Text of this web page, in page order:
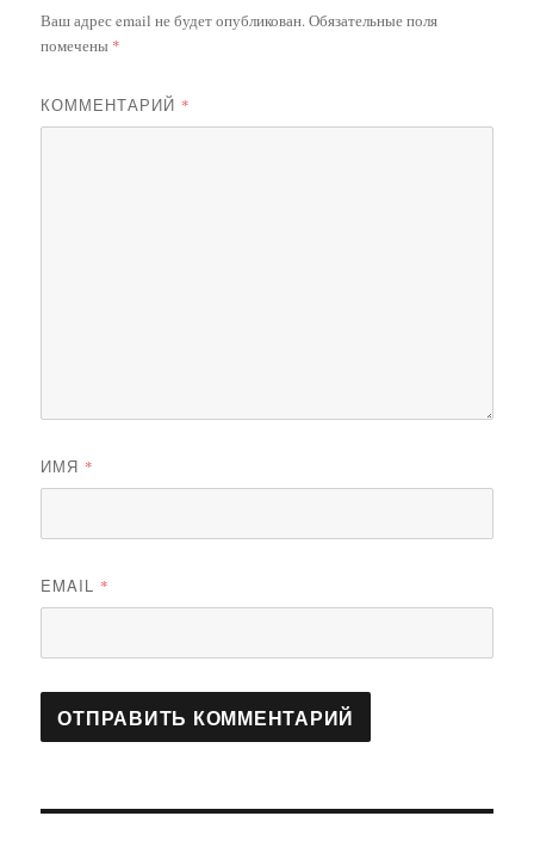
Ваш адрес email не будет опубликован.Обязательные поля
помечены *
КОММЕНТАРИЙ *
ИМЯ *
EMAIL *